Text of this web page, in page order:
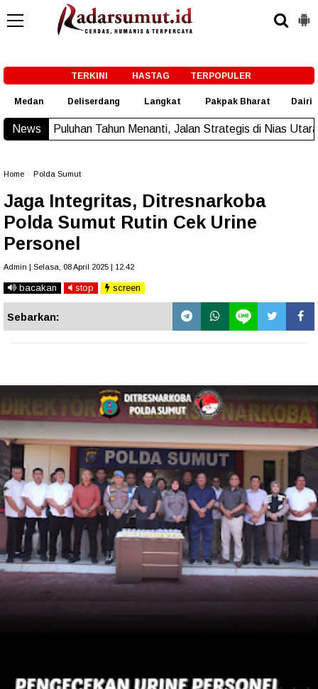
TERKINI HASTAG TERPOPULER
Medan Deliserdang Langkat Pakpak Bharat Dairi
News
Tahun Menanti, Jalan Strategis di Nias Utara Akhirnya
Home Polda Sumut
Jaga Integritas, Ditresnarkoba
Polda Sumut Rutin Cek Urine
Personel
Admin | Selasa, 08 April 2025 | 12.42
bacakan stop screen
Sebarkan: